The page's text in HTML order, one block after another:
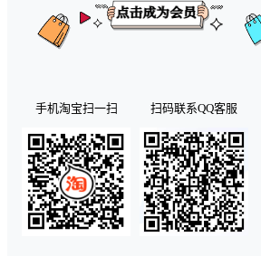
手机淘宝扫一扫 扫码联系QQ客服